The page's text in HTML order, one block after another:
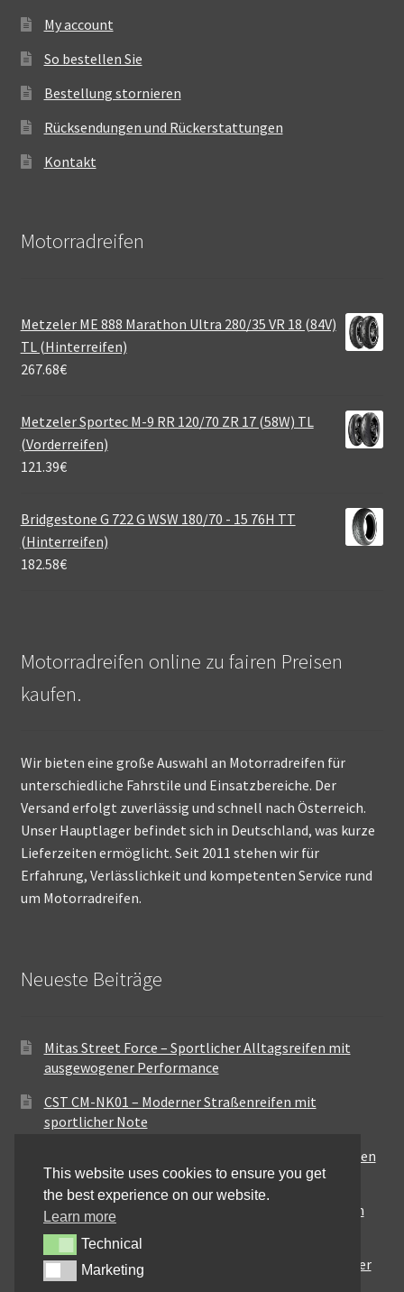
My account
So bestellen Sie
Bestellung stornieren
Rücksendungen und Rückerstattungen
Kontakt
Motorradreifen
Metzeler ME 888 Marathon Ultra 280/35 VR 18 (84V)
TL (Hinterreifen)
267.68€
Metzeler Sportec M-9 RR 120/70 ZR 17 (58W) TL
(Vorderreifen)
121.39€
Bridgestone G 722 G WSW 180/70 - 15 76H TT
(Hinterreifen)
182.58€
Motorradreifen online zu fairen Preisen
kaufen.
Wir bieten eine große Auswahl an Motorradreifen für
unterschiedliche Fahrstile und Einsatzbereiche. Der
Versand erfolgt zuverlässig und schnell nach Österreich.
Unser Hauptlager befindet sich in Deutschland, was kurze
Lieferzeiten ermöglicht. Seit 2011 stehen wir für
Erfahrung, Verlässlichkeit und kompetenten Service rund
um Motorradreifen.
Neueste Beiträge
Mitas Street Force – Sportlicher Alltagsreifen mit
ausgewogener Performance
CST CM-NK01 – Moderner Straßenreifen mit
sportlicher Note
Maxxis MA-ST3 – Ausgewogener Sport-Touring-Reifen
für vielseitige Einsätze
Pirelli City Demon – Zuverlässigkeit für den urbanen
Alltag
Metzeler Perfect ME77 – Klassische Optik mit solider
Straßenperformance
This website uses cookies to ensure you get
the best experience on our website.
Learn more
TechnicalTechnical
MarketingMarketing